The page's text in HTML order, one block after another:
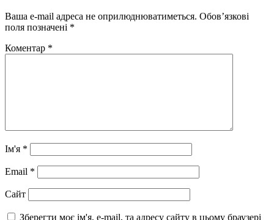
Ваша e-mail адреса не оприлюднюватиметься. Обов’язкові
поля позначені *
Коментар *
Ім'я *
Email *
Сайт
Зберегти моє ім'я, e-mail, та адресу сайту в цьому браузері